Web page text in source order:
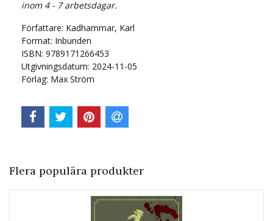
inom 4 - 7 arbetsdagar.
Författare: Kadhammar, Karl
Format: Inbunden
ISBN: 9789171266453
Utgivningsdatum: 2024-11-05
Förlag: Max Ström
Flera populära produkter